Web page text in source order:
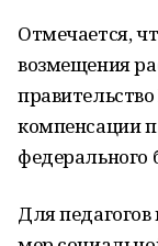
Отмечается,
возмещения
компенсации
федерального
Для